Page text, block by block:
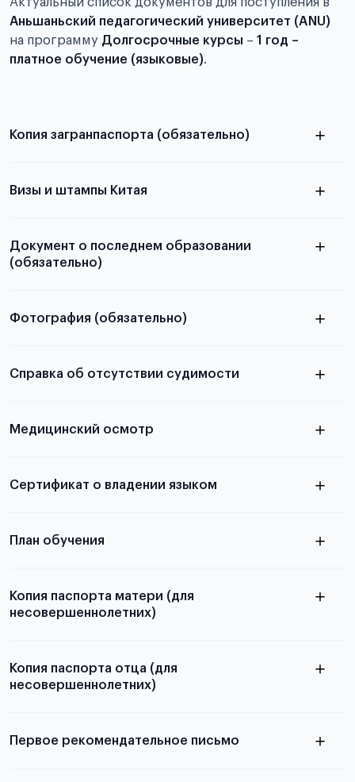
Аньшаньский педагогический университет (ANU)
на программу Долгосрочные курсы – 1 год –
платное обучение (языковые).
Копия загранпаспорта (обязательно)
паспорта
Визы и штампы Китая
Документ о последнем образовании
(обязательно)
абитуриентов, изложена в статье.
Фотография (обязательно)
принимаются
Справка об отсутствии судимости
Медицинский осмотр
Для примеров заполнения и пустых
Сертификат о владении языком
План обучения
Копия паспорта матери (для
несовершеннолетних)
Копия паспорта отца (для
несовершеннолетних)
Первое рекомендательное письмо